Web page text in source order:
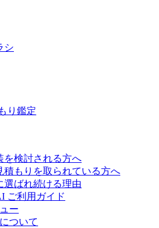
シ
り鑑定
を検討される方へ
積もりを取られている方へ
選ばれ続ける理由
ご利用ガイド
ー
ついて